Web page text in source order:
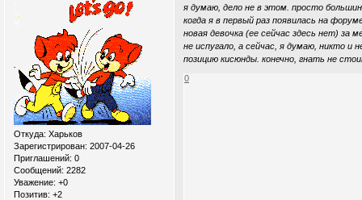
Откуда: Xарьков
Зарегистрирован: 2007-04-26
Приглашений: 0
Сообщений: 2282
Уважение: +0
Позитив: +2
я думаю, дело не в этом. просто
когда я в первый раз появилась на
новая девочка (ее сейчас здесь нет) за
не испугало, а сейчас, я думаю, никто и
позицию кисюнды. конечно, гнать не
0